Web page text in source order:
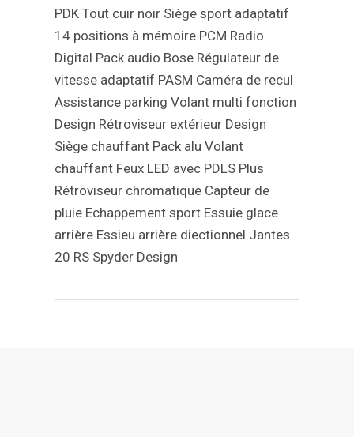
PDK Tout cuir noir Siège sport adaptatif
14 positions à mémoire PCM Radio
Digital Pack audio Bose Régulateur de
vitesse adaptatif PASM Caméra de recul
Assistance parking Volant multi fonction
Design Rétroviseur extérieur Design
Siège chauffant Pack alu Volant
chauffant Feux LED avec PDLS Plus
Rétroviseur chromatique Capteur de
pluie Echappement sport Essuie glace
arrière Essieu arrière diectionnel Jantes
20 RS Spyder Design